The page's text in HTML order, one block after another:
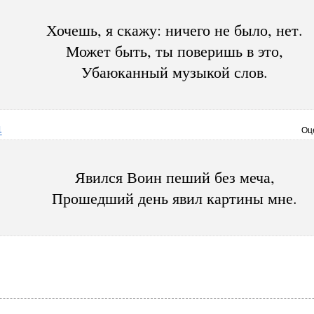
Хочешь, я скажу: ничего не было, нет.
Может быть, ты поверишь в это,
Убаюканный музыкой слов.
Явился Воин пеший без меча,
Прошедший день явил картины мне.